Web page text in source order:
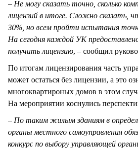
– Не могу сказать точно, сколько
лицензий в итоге. Сложно сказать,
30%, но всем пройти испытания
На сегодня каждой УК
получить лицензию, – сообщил
По итогам лицензирования часть
может остаться без лицензии, а это
многоквартироных домов в этом
На мероприятии коснулись
– По таким жилым зданиям в
органы местного самоуправления
конкурс по выбору управляющей